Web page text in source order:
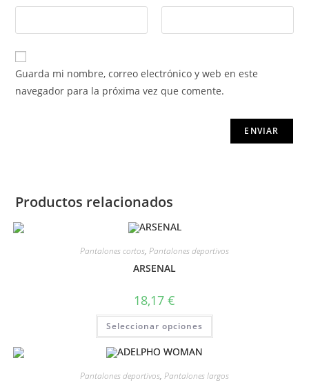
Guarda mi nombre, correo electrónico y web en este
navegador para la próxima vez que comente.
Productos relacionados
Pantalones cortos, Pantalones deportivos
ARSENAL
18,17 €
Seleccionar opciones
Pantalones deportivos, Pantalones largos